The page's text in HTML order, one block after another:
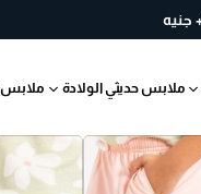
ملابس حديثي الولادة ملابس